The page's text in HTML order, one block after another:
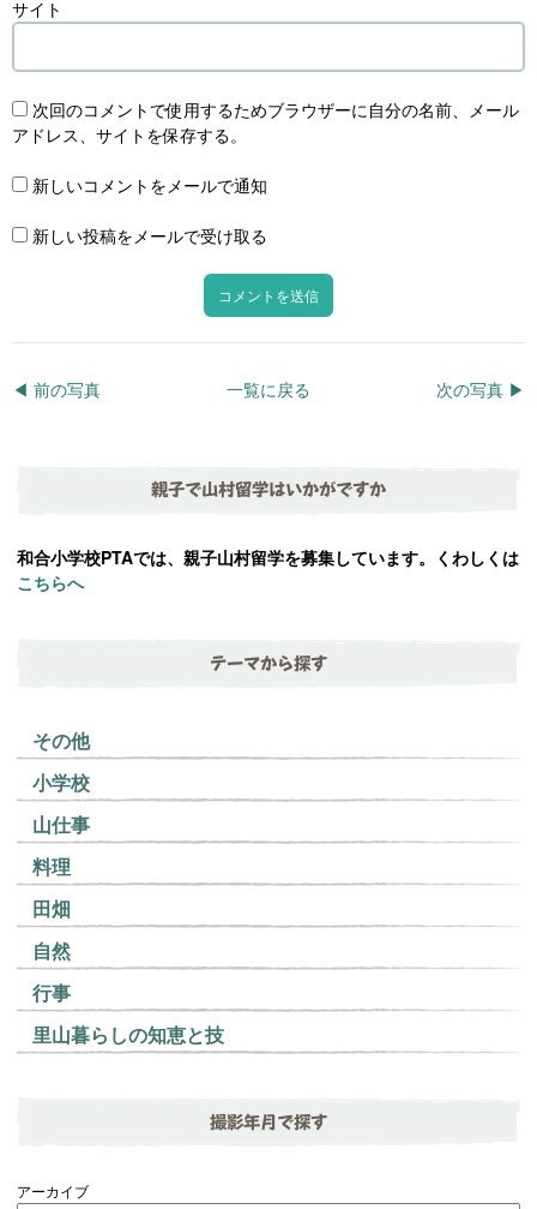
サイト
次回のコメントで使用するためブラウザーに自分の名前、メール
アドレス、サイトを保存する。
新しいコメントをメールで通知
新しい投稿をメールで受け取る
◀︎ 前の写真 次の写真 ▶︎
一覧に戻る
親子で山村留学はいかがですか
和合小学校PTAでは、親子山村留学を募集しています。くわしくは
こちらへ
テーマから探す
その他
小学校
山仕事
料理
田畑
自然
行事
里山暮らしの知恵と技
撮影年月で探す
アーカイブ